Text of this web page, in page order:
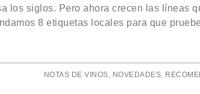
los siglos. Pero ahora crecen las líneas
8 etiquetas locales para que
NOTAS DE VINOS, NOVEDADES,